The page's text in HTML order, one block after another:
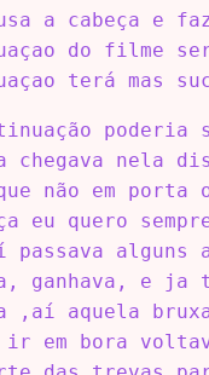
a cabeça e
do filme
terá mas
poderia
chegava nela
não em porta
eu quero
passava alguns
ganhava, e ja
,aí aquela
ir em bora